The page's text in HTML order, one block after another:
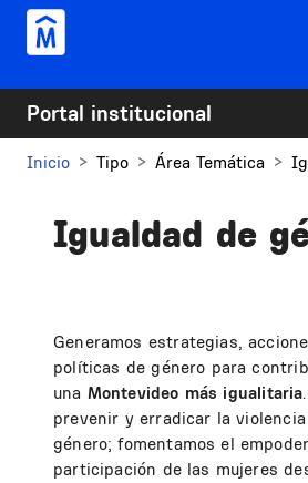
Pasar al contenido principal
Portal institucional
Inicio Tipo Área Temática
Igualdad de
Generamos estrategias,
políticas de género para
una Montevideo más igualitaria
prevenir y erradicar la
género; fomentamos el
participación de las mujeres